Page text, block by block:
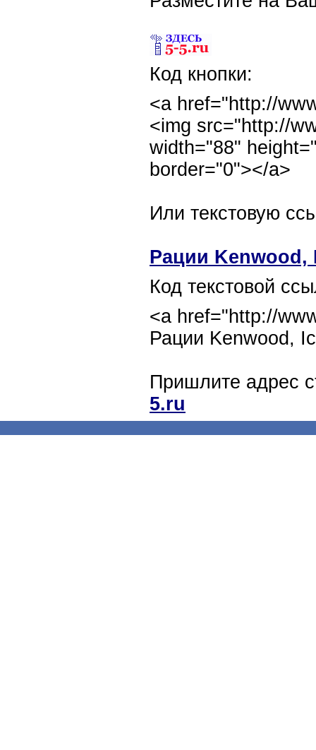
Код кнопки:
<a href="http://
<img src="http://
width="88"
border="0"></a>
Или текстовую
Рации Kenwood,
Код текстовой
<a href="http://
Рации Kenwood,
Пришлите адрес
5.ru